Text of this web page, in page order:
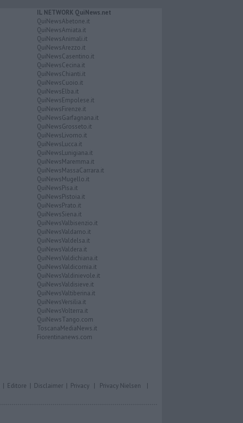
IL NETWORK QuiNews.net
QuiNewsAbetone.it
QuiNewsAmiata.it
QuiNewsAnimali.it
QuiNewsArezzo.it
QuiNewsCasentino.it
QuiNewsCecina.it
QuiNewsChianti.it
QuiNewsCuoio.it
QuiNewsElba.it
QuiNewsEmpolese.it
QuiNewsFirenze.it
QuiNewsGarfagnana.it
QuiNewsGrosseto.it
QuiNewsLivorno.it
QuiNewsLucca.it
QuiNewsLunigiana.it
QuiNewsMaremma.it
QuiNewsMassaCarrara.it
QuiNewsMugello.it
QuiNewsPisa.it
QuiNewsPistoia.it
QuiNewsPrato.it
QuiNewsSiena.it
QuiNewsValbisenzio.it
QuiNewsValdarno.it
QuiNewsValdelsa.it
QuiNewsValdera.it
QuiNewsValdichiana.it
QuiNewsValdicornia.it
QuiNewsValdinievole.it
QuiNewsValdisieve.it
QuiNewsValtiberina.it
QuiNewsVersilia.it
QuiNewsVolterra.it
QuiNewsTango.com
ToscanaMediaNews.it
Fiorentinanews.com
| Editore | Disclaimer | Privacy | Privacy Nielsen |